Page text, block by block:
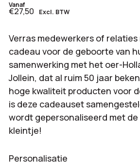
Vanaf
€27,50 Excl. BTW
Verras medewerkers of relaties
cadeau voor de geboorte van
samenwerking met het oer-
Jollein, dat al ruim 50 jaar
hoge kwaliteit producten voor
is deze cadeauset
wordt gepersonaliseerd met
kleintje!
Personalisatie